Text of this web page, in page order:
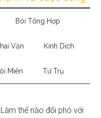
Bói Tổng Hợp
Vận Kinh Dịch
Miên Tứ Trụ
Làm thế nào đối phó với